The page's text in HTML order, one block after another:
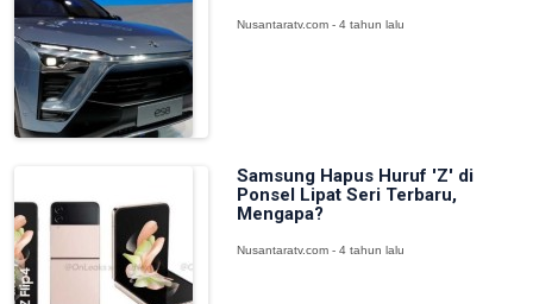
Nusantaratv.com - 4 tahun lalu
Samsung Hapus Huruf 'Z' di
Ponsel Lipat Seri Terbaru,
Mengapa?
Nusantaratv.com - 4 tahun lalu